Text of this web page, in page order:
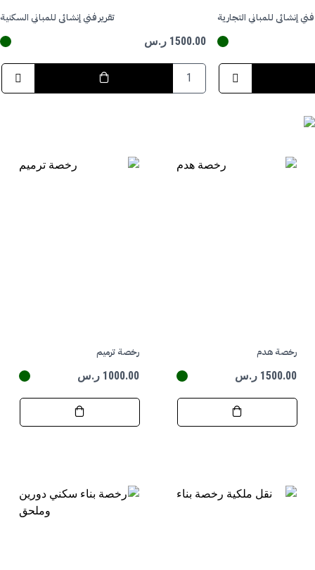
تقرير فني إنشائي للمباني السكنية
1500.00 ر.س
فني إنشائي للمباني التجارية
رخصة هدم
1500.00 ر.س
رخصة ترميم
1000.00 ر.س